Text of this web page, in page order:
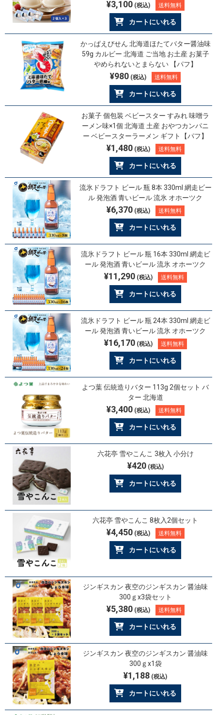
¥3,100(税込) 送料無料
カートにいれる
かっぱえびせん 北海道ほたてバター醤油味
59g カルビー 北海道 ご当地 お土産 お菓子
やめられないとまらない 【パフ】
¥980 (税込) 送料無料
カートにいれる
お菓子 個包装 ベビースター すみれ 味噌ラ
ーメン味×1個 北海道 土産 おやつカンパニ
ー ベビースターラーメン ギフト【パフ】
¥1,480(税込) 送料無料
カートにいれる
流氷ドラフト ビール 瓶 8本 330ml 網走ビー
ル 発泡酒 青いビール 流氷 オホーツク
¥6,370(税込) 送料無料
カートにいれる
流氷ドラフト ビール 瓶 16本 330ml 網走ビ
ール 発泡酒 青いビール 流氷 オホーツク
¥11,290(税込) 送料無料
カートにいれる
流氷ドラフト ビール 瓶 24本 330ml 網走ビ
ール 発泡酒 青いビール 流氷 オホーツク
¥16,170(税込) 送料無料
カートにいれる
よつ葉 伝統造りバター 113g 2個セット バ
ター 北海道
¥3,400(税込) 送料無料
カートにいれる
六花亭 雪やこんこ 3枚入 小分け
¥420(税込)
カートにいれる
六花亭 雪やこんこ 8枚入2個セット
¥4,450(税込) 送料無料
カートにいれる
ジンギスカン 夜空のジンギスカン 醤油味
300ｇx3袋セット
¥5,380(税込) 送料無料
カートにいれる
ジンギスカン 夜空のジンギスカン 醤油味
300ｇx1袋
¥1,188 (税込)
カートにいれる